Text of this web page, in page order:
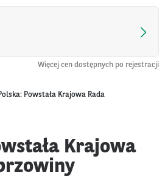
Więcej cen dostępnych po rejestracji
Powstała Krajowa Rada
Krajowa